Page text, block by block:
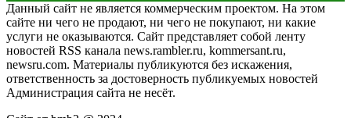
Данный сайт не является коммерческим проектом. На этом
сайте ни чего не продают, ни чего не покупают, ни какие
услуги не оказываются. Сайт представляет собой ленту
новостей RSS канала news.rambler.ru, kommersant.ru,
newsru.com. Материалы публикуются без искажения,
ответственность за достоверность публикуемых новостей
Администрация сайта не несёт.